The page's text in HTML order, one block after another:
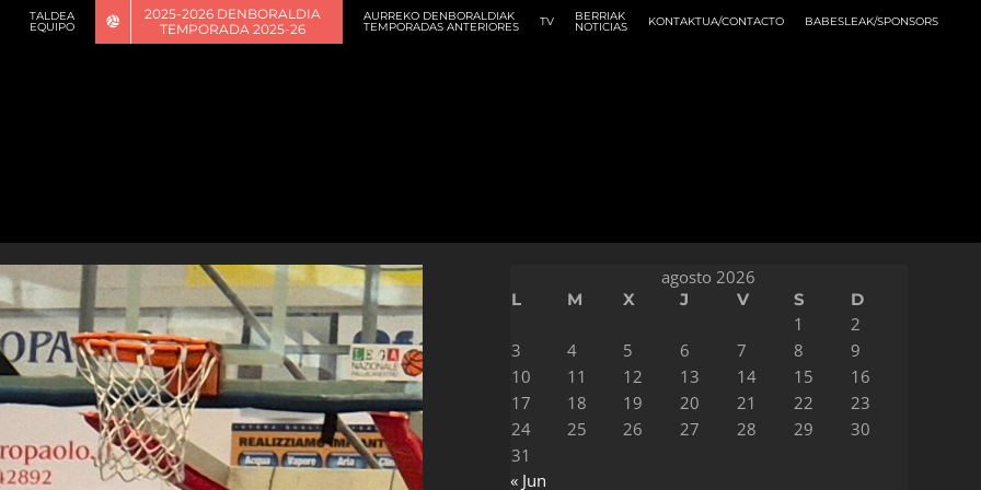
TALDEA
EQUIPO
2025-2026 DENBORALDIA
TEMPORADA 2025-26
AURREKO DENBORALDIAK
TEMPORADAS ANTERIORES TV BERRIAK
NOTICIAS KONTAKTUA/CONTACTO BABESLEAK/SPONSORS
agosto 2026
L M X J V S D
1
2
3
4 5 6 7 8
9
10
11 12 13 14 15
16
17
18 19 20 21 22
23
24
25 26 27 28 29
30
31
« Jun